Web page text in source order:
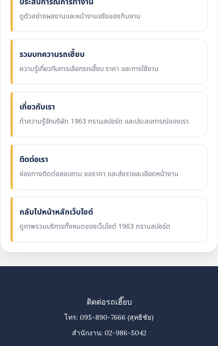
ดูตัวอย่างผลงานและหน้างานจริงของทีมงาน
รวมบทความรถเฮี๊ยบ
ความรู้เกี่ยวกับการเลือกรถเฮี๊ยบ ราคา และการใช้งาน
เกี่ยวกับเรา
ทำความรู้จักบริษัท 1963 ทรานสปอร์ต และประสบการณ์ของเรา
ติดต่อเรา
ช่องทางติดต่อสอบถาม ขอราคา และส่งรายละเอียดหน้างาน
กลับไปหน้าหลักเว็บไซต์
ดูภาพรวมบริการทั้งหมดของเว็บไซต์ 1963 ทรานสปอร์ต
ติดต่อรถเฮี๊ยบ
โทร: 095-890-7666 (สุทธิชัย)
สำนักงาน: 02-986-5042